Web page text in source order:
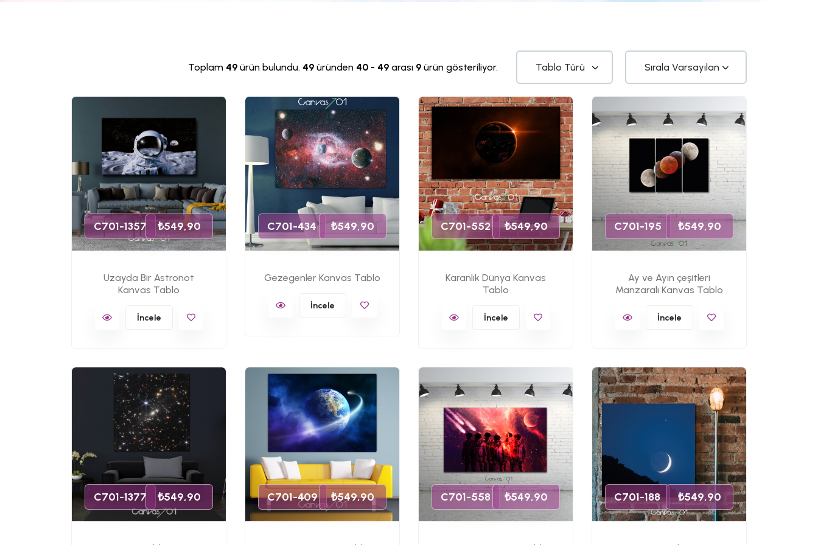
Toplam 49 ürün bulundu. 49 üründen 40 - 49 arası 9 ürün gösteriliyor.
C701-1357 ₺549,90
Uzayda Bir Astronot
Kanvas Tablo
İncele
C701-434 ₺549,90
Gezegenler Kanvas Tablo
İncele
C701-552 ₺549,90
Karanlık Dünya Kanvas
Tablo
İncele
C701-195 ₺549,90
Ay ve Ayın çeşitleri
Manzaralı Kanvas Tablo
İncele
C701-1377 ₺549,90 C701-409 ₺549,90 C701-558 ₺549,90 C701-188 ₺549,90